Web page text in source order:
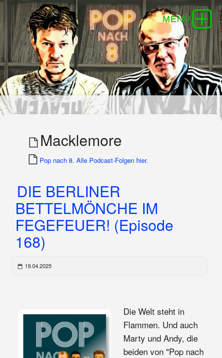
Macklemore
Pop nach 8. Alle Podcast-Folgen hier.
DIE BERLINER
BETTELMÖNCHE IM
FEGEFEUER! (Episode
168)
19.04.2025
Die Welt steht in
Flammen. Und auch
Marty und Andy, die
beiden von "Pop nach